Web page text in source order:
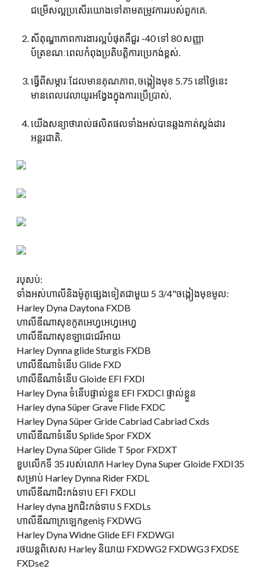
ជម្រើសល្អប្រសើរយោងទៅតាមតម្រូវការរបស់ពួកគេ.
សីតុណ្ហាភាពការងារល្អបំផុតគឺជួរ -40 ទៅ 80 សញ្ញា
ប័ត្រខណៈពេលកំពុងប្រតិបត្ដិការប្រេកង់ខ្ពស់.
ធ្វើពីសម្ភារៈដែលមានគុណភាព, ចង្កៀងមុខ 5.75 នៅថ្ងៃនេះ
មានពេលវេលាយូរអង្វែងក្នុងការប្រើប្រាស់,
យើងសន្យាថារាល់ផលិតផលទាំងអស់បានឆ្លងកាត់ស្តង់ដារ
អន្តរជាតិ.
របុសប់:
ទាំងអស់ហាលីនិងម៉ូតូផ្សេងទៀតជាមួយ 5 3/4"ចង្កៀងមុខមូល:
Harley Dyna Daytona FXDB
ហាលីឌីណាសុខកូតអេហ្វអេហ្វអេហ្វ
ហាលីឌីណាសុខឡាជេជេរីអាយ
Harley Dynna glide Sturgis FXDB
ហាលីឌីណាទំនើប Glide FXD
ហាលីឌីណាទំនើប Gloide EFI FXDI
Harley Dyna ទំនើបផ្ទាល់ខ្លួន EFI FXDCI ផ្ទាល់ខ្លួន
Harley dyna Süper Grave Flide FXDC
Harley Dyna Süper Gride Cabriad Cabriad Cxds
ហាលីឌីណាទំនើប Splide Spor FXDX
Harley Dyna Süper Glide T Spor FXDXT
ខួបលើកទី 35 របស់លោក Harley Dyna Super Gloide FXDI35
សម្រាប់ Harley Dynna Rider FXDL
ហាលីឌីណាជិះកង់ទាប EFI FXDLI
Harley dyna អ្នកជិះកង់ទាប S FXDLs
ហាលីឌីណាក្រឡេកgeniş FXDWG
Harley Dyna Widne Glide EFI FXDWGI
រថយន្តពិសេស Harley និយាយ FXDWG2 FXDWG3 FXDSE
FXDse2